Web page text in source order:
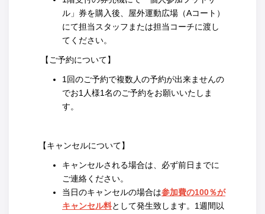
ル」券を購入後、屋外運動広場（Aコート）
にて担当スタッフまたは担当コーチに渡し
てください。
【ご予約について】
1回のご予約で複数人の予約が出来ませんの
でお1人様1名のご予約をお願いいたしま
す。
【キャンセルについて】
キャンセルされる場合は、必ず前日までに
ご連絡ください。
当日のキャンセルの場合は参加費の100％が
キャンセル料として発生致します。1週間以